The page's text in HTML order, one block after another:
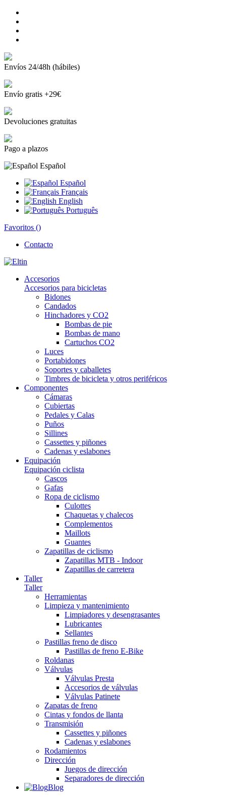
Envíos 24/48h (hábiles)
Envío gratis +29€
Devoluciones gratuitas
Pago a plazos
Español
Español
Français
English
Português
Favoritos ()
Contacto
Accesorios
Accesorios para bicicletas
Bidones
Candados
Hinchadores y CO2
Bombas de pie
Bombas de mano
Cartuchos CO2
Luces
Portabidones
Soportes y caballetes
Timbres de bicicleta y otros periféricos
Componentes
Cámaras
Cubiertas
Pedales y Calas
Puños
Sillines
Cassettes y piñones
Cadenas y eslabones
Equipación
Equipación ciclista
Cascos
Gafas
Ropa de ciclismo
Culottes
Chaquetas y chalecos
Complementos
Maillots
Guantes
Zapatillas de ciclismo
Zapatillas MTB - Indoor
Zapatillas de carretera
Taller
Taller
Herramientas
Limpieza y mantenimiento
Limpiadores y desengrasantes
Lubricantes
Sellantes
Pastillas freno de disco
Pastillas de freno E-Bike
Roldanas
Válvulas
Válvulas Presta
Accesorios de válvulas
Válvulas Patinete
Zapatas de freno
Cintas y fondos de llanta
Transmisión
Cassettes y piñones
Cadenas y eslabones
Rodamientos
Dirección
Juegos de dirección
Separadores de dirección
Blog